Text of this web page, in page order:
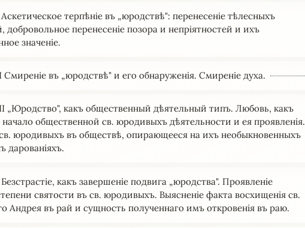
терпѣніе въ „юродствѣ": перенесеніе тѣлесныхъ
добровольное перенесеніе позора и непріятностей и ихъ
значеніе.
въ „юродствѣ" и его обнаруженія. Смиреніе духа.
„Юродство", какъ общественный дѣятельный типъ. Любовь, какъ
общественной св. юродивыхъ дѣятельности и ея проявленія.
св. юродивыхъ въ обществѣ, опирающееся на ихъ необыкновенныхъ
дарованіяхъ.
какъ завершеніе подвига „юродства". Проявленіе
святости въ св. юродивыхъ. Выясненіе факта восхищенія св.
Андрея въ рай и сущность полученнаго имъ откровенія въ раю.